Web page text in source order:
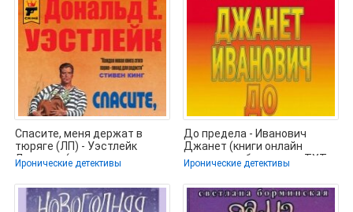
Спасите, меня держат в
тюряге (ЛП) - Уэстлейк
Дональд (читать книгу
онлайн
Иронические детективы
До предела - Иванович
Джанет (книги онлайн
полностью бесплатно TXT,
FB2) 📗
Иронические детективы